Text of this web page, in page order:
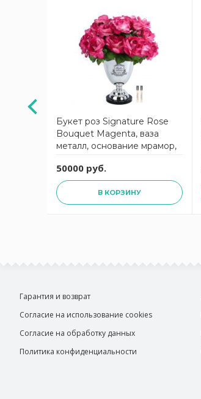
Букет роз Signature Rose
Bouquet Magenta, ваза
металл, основание мрамор,
50000 руб.
В КОРЗИНУ
Гарантия и возврат
Согласие на использование cookies
Согласие на обработку данных
Политика конфиденциальности